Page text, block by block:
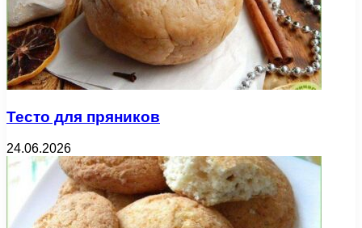
Тесто для пряников
24.06.2026